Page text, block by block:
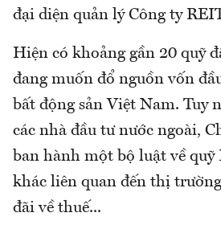
đại diện quản lý Công ty
Hiện có khoảng gần 20 quỹ
đang muốn đổ nguồn vốn
bất động sản Việt Nam. Tuy
các nhà đầu tư nước ngoài,
ban hành một bộ luật về quỹ
khác liên quan đến thị
đãi về thuế...